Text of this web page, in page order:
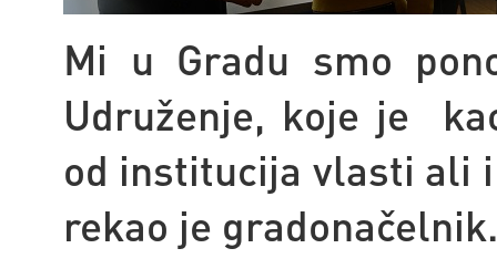
Mi u Gradu smo
Udruženje, koje je
od institucija vlasti ali
rekao je gradonačelnik.